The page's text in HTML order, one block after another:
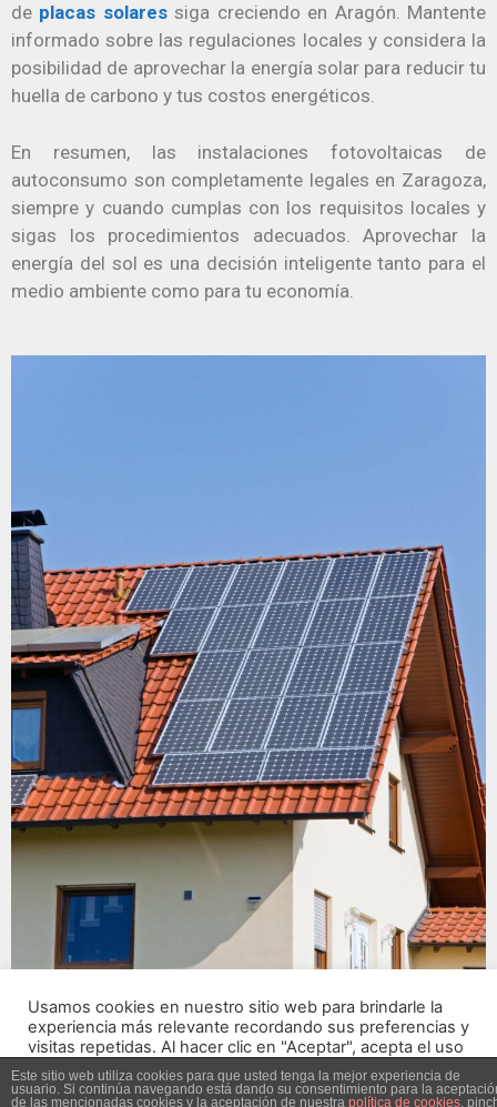
de placas solaressiga creciendo en Aragón. Mantente
informado sobre las regulaciones locales y considera la
posibilidad de aprovechar la energía solar para reducir tu
huella de carbono y tus costos energéticos.
En resumen, las instalaciones fotovoltaicas de
autoconsumo son completamente legales en Zaragoza,
siempre y cuando cumplas con los requisitos locales y
sigas los procedimientos adecuados. Aprovechar la
energía del sol es una decisión inteligente tanto para el
medio ambiente como para tu economía.
Este sitio web utiliza cookies para que usted tenga la mejor experiencia de
usuario. Si continúa navegando está dando su consentimiento para la
de las mencionadas cookies y la aceptación de nuestra política de cookies,
Usamos cookies en nuestro sitio web para brindarle la
experiencia más relevante recordando sus preferencias y
visitas repetidas. Al hacer clic en "Aceptar", acepta el uso
de TODAS las cookies.